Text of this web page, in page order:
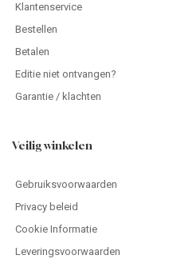
Klantenservice
Bestellen
Betalen
Editie niet ontvangen?
Garantie / klachten
Veilig winkelen
Gebruiksvoorwaarden
Privacy beleid
Cookie Informatie
Leveringsvoorwaarden